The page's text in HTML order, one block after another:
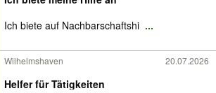
Ich biete auf Nachbarschaftshi ...
Wilhelmshaven 20.07.2026
Helfer für Tätigkeiten